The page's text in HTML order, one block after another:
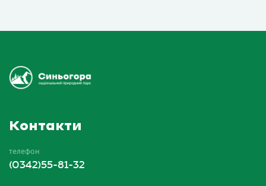
Контакти
телефон
(0342)55-81-32